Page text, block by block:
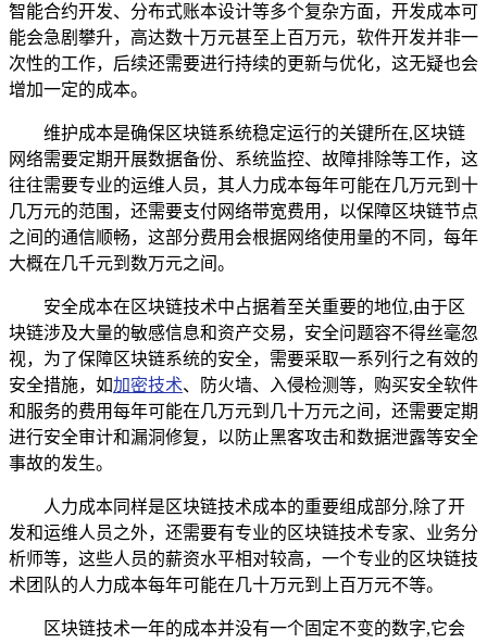
智能合约开发、分布式账本设计等多个复杂方面，开发成本可
能会急剧攀升，高达数十万元甚至上百万元，软件开发并非一
次性的工作，后续还需要进行持续的更新与优化，这无疑也会
增加一定的成本。
维护成本是确保区块链系统稳定运行的关键所在,区块链
网络需要定期开展数据备份、系统监控、故障排除等工作，这
往往需要专业的运维人员，其人力成本每年可能在几万元到十
几万元的范围，还需要支付网络带宽费用，以保障区块链节点
之间的通信顺畅，这部分费用会根据网络使用量的不同，每年
大概在几千元到数万元之间。
安全成本在区块链技术中占据着至关重要的地位,由于区
块链涉及大量的敏感信息和资产交易，安全问题容不得丝毫忽
视，为了保障区块链系统的安全，需要采取一系列行之有效的
安全措施，如加密技术、防火墙、入侵检测等，购买安全软件
和服务的费用每年可能在几万元到几十万元之间，还需要定期
进行安全审计和漏洞修复，以防止黑客攻击和数据泄露等安全
事故的发生。
人力成本同样是区块链技术成本的重要组成部分,除了开
发和运维人员之外，还需要有专业的区块链技术专家、业务分
析师等，这些人员的薪资水平相对较高，一个专业的区块链技
术团队的人力成本每年可能在几十万元到上百万元不等。
区块链技术一年的成本并没有一个固定不变的数字,它会